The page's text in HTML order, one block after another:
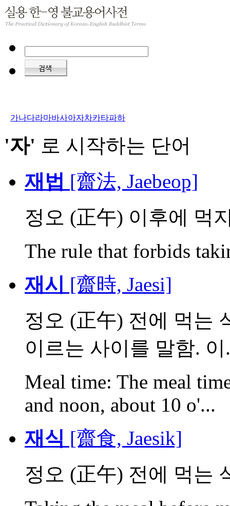
가나다라마바사아자차카타파하
'자' 로 시작하는 단어
재법 [齋法, Jaebeop]
정오 (正午) 이후에 먹
The rule that forbids
재시 [齋時, Jaesi]
정오 (正午) 전에 먹는
이르는 사이를 말함. 이
Meal time: The meal
and noon, about 10 o'...
재식 [齋食, Jaesik]
정오 (正午) 전에 먹는